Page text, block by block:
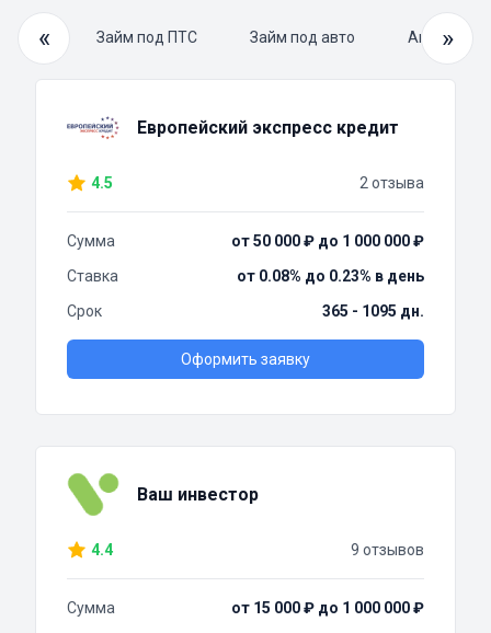
«
займ Займ под ПТС Займ под авто »
Европейский экспресс кредит
4.5 2 отзыва
Сумма
от 50 000 ₽ до 1 000 000 ₽
Ставка
от 0.08% до 0.23% в день
Срок
365 - 1095 дн.
Оформить заявку
Ваш инвестор
4.4 9 отзывов
Сумма
от 15 000 ₽ до 1 000 000 ₽